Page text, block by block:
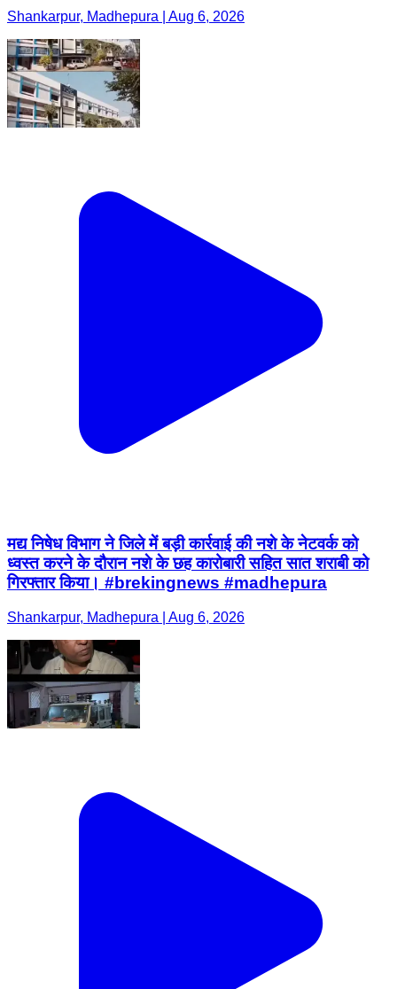
Shankarpur, Madhepura | Aug 6, 2026
मद्य निषेध विभाग ने जिले में बड़ी कार्रवाई की नशे के नेटवर्क को
ध्वस्त करने के दौरान नशे के छह कारोबारी सहित सात शराबी को
गिरफ्तार किया। #brekingnews #madhepura
Shankarpur, Madhepura | Aug 6, 2026